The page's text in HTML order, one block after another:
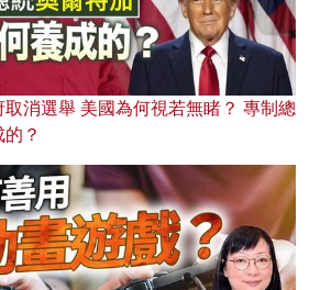
消選舉 美國為何視若無睹？ 專制總
？